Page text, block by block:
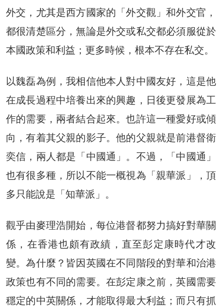
外交，尤其是西方國家的「外交觀」和外交官，
都很清楚區分，無論是外交或私交都必須服從於
本國政策和利益；更多時候，根本不存在私交。
以魏磊為例，我相信他本人對中國友好，這是他
在成長過程中培養出來的興趣，日後更發展為工
作的需要，兩者結合起來。也許這一種愛好或傾
向，有着其父親的影子。他的父親就是前港督衛
奕信，兩人都是「中國通」。不過，「中國通」
也有很多種，所以不能一概視為「親華派」，頂
多只能說是「知華派」。
觀乎由麥理浩開始，每位港督都努力搞好對華關
係，在香港也頗有政績，直至彭定康時代才改
變。為什麼？皆因英國在不同階段的對華和治港
政策也有不同的需要。在彭定康之前，英國需要
穩定的中英關係，才能取得最大利益；而只有抓